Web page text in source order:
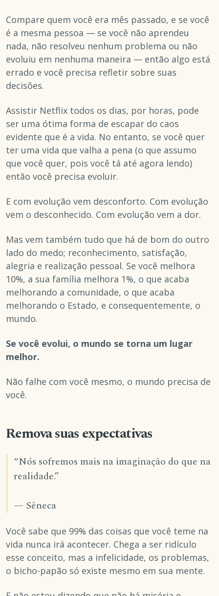
Compare quem você era mês passado, e se você
é a mesma pessoa — se você não aprendeu
nada, não resolveu nenhum problema ou não
evoluiu em nenhuma maneira — então algo está
errado e você precisa refletir sobre suas
decisões.
Assistir Netflix todos os dias, por horas, pode
ser uma ótima forma de escapar do caos
evidente que é a vida. No entanto, se você quer
ter uma vida que valha a pena (o que assumo
que você quer, pois você tá até agora lendo)
então você precisa evoluir.
E com evolução vem desconforto. Com evolução
vem o desconhecido. Com evolução vem a dor.
Mas vem também tudo que há de bom do outro
lado do medo; reconhecimento, satisfação,
alegria e realização pessoal. Se você melhora
10%, a sua família melhora 1%, o que acaba
melhorando a comunidade, o que acaba
melhorando o Estado, e consequentemente, o
mundo.
Se você evolui, o mundo se torna um lugar
melhor.
Não falhe com você mesmo, o mundo precisa de
você.
Remova suas expectativas
“Nós sofremos mais na imaginação do que na
realidade.”
— Sêneca
Você sabe que 99% das coisas que você teme na
vida nunca irá acontecer. Chega a ser ridículo
esse conceito, mas a infelicidade, os problemas,
o bicho-papão só existe mesmo em sua mente.